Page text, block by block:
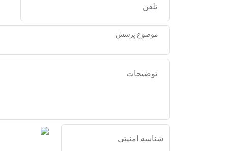
تلفن
موضوع پرسش
توضیحات
شناسه امنیتی